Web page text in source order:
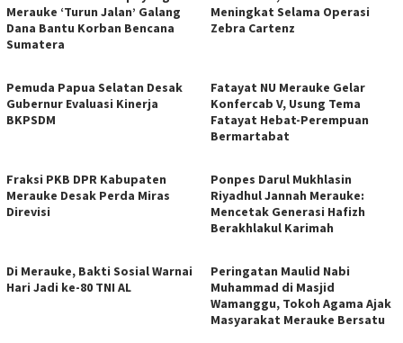
Merauke ‘Turun Jalan’ Galang
Dana Bantu Korban Bencana
Sumatera
Meningkat Selama Operasi
Zebra Cartenz
Pemuda Papua Selatan Desak
Gubernur Evaluasi Kinerja
BKPSDM
Fatayat NU Merauke Gelar
Konfercab V, Usung Tema
Fatayat Hebat-Perempuan
Bermartabat
Fraksi PKB DPR Kabupaten
Merauke Desak Perda Miras
Direvisi
Ponpes Darul Mukhlasin
Riyadhul Jannah Merauke:
Mencetak Generasi Hafizh
Berakhlakul Karimah
Di Merauke, Bakti Sosial Warnai
Hari Jadi ke-80 TNI AL
Peringatan Maulid Nabi
Muhammad di Masjid
Wamanggu, Tokoh Agama Ajak
Masyarakat Merauke Bersatu